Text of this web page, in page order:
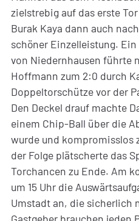
zielstrebig auf das erste
Burak Kaya dann auch
schöner Einzelleistung.
von Niedernhausen führte
Hoffmann zum 2:0 durch
Doppeltorschütze vor der
Den Deckel drauf machte
einem Chip-Ball über die
wurde und kompromisslos
der Folge plätscherte das
Torchancen zu Ende. Am
um 15 Uhr die
Umstadt an, die sicherlich